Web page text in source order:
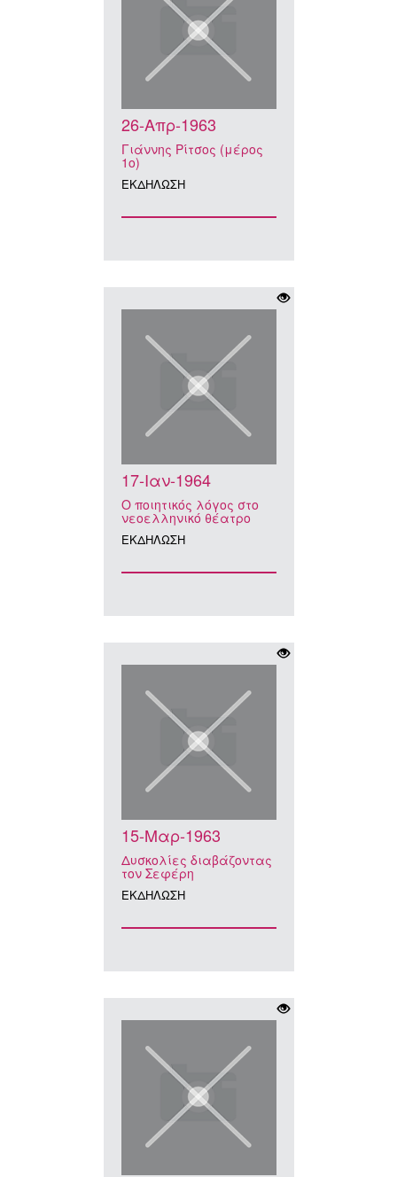
26-Απρ-1963
Γιάννης Ρίτσος (μέρος
1ο)
ΕΚΔΗΛΩΣΗ
17-Ιαν-1964
Ο ποιητικός λόγος στο
νεοελληνικό θέατρο
ΕΚΔΗΛΩΣΗ
15-Μαρ-1963
Δυσκολίες διαβάζοντας
τον Σεφέρη
ΕΚΔΗΛΩΣΗ